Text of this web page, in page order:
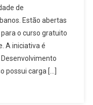
de
Estão abertas
o curso gratuito
A iniciativa é
possui carga […]